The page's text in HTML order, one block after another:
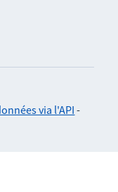
via l'API -